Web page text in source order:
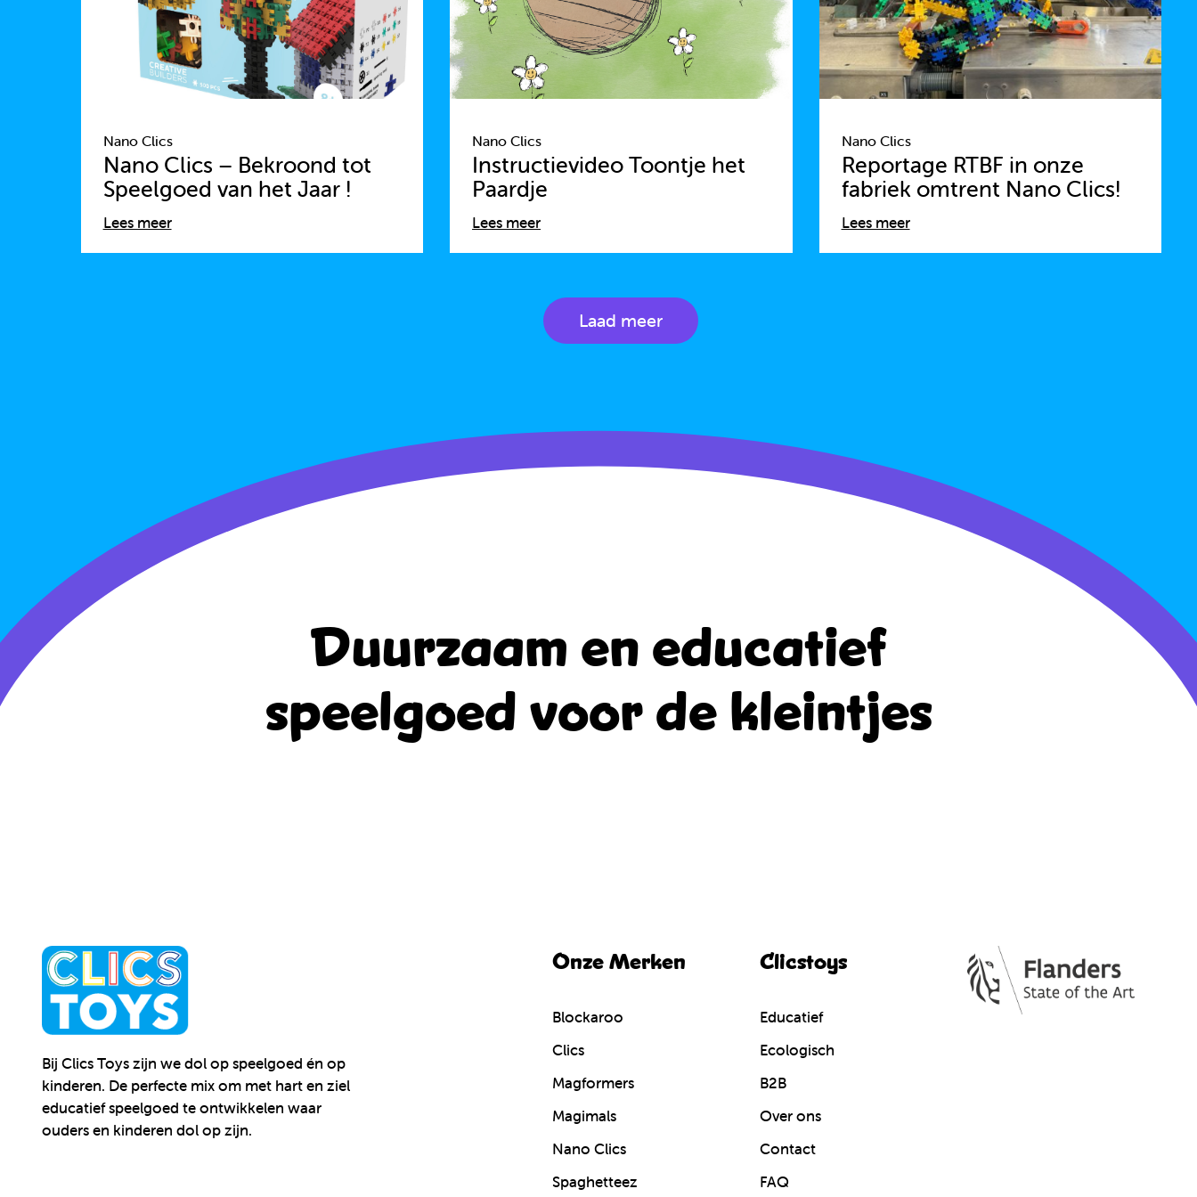
Nano Clics
Nano Clics – Bekroond tot
Speelgoed van het Jaar !
Lees meer
Nano Clics
Instructievideo Toontje het
Paardje
Lees meer
Nano Clics
Reportage RTBF in onze
fabriek omtrent Nano Clics!
Lees meer
Laad meer
Duurzaam en educatief
speelgoed voor de kleintjes
Bij Clics Toys zijn we dol op speelgoed én op
kinderen. De perfecte mix om met hart en ziel
educatief speelgoed te ontwikkelen waar
ouders en kinderen dol op zijn.
Onze Merken
Blockaroo
Clics
Magformers
Magimals
Nano Clics
Spaghetteez
Clicstoys
Educatief
Ecologisch
B2B
Over ons
Contact
FAQ